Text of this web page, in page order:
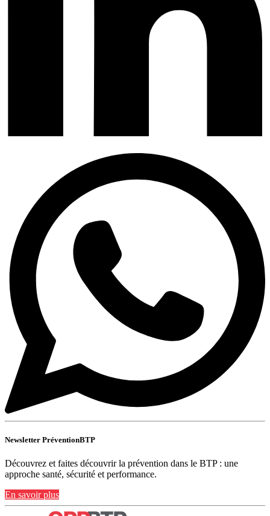
Newsletter PréventionBTP
Découvrez et faites découvrir la prévention dans le BTP : une
approche santé, sécurité et performance.
En savoir plus